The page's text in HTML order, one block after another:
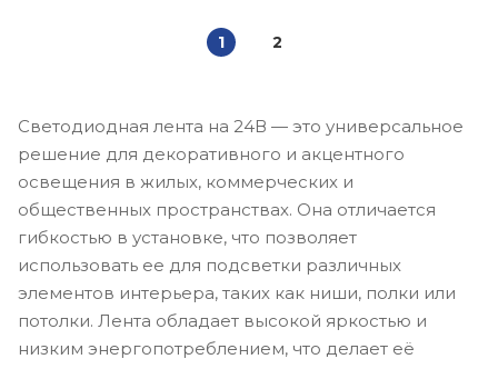
1 2
Светодиодная лента на 24В — это универсальное
решение для декоративного и акцентного
освещения в жилых, коммерческих и
общественных пространствах. Она отличается
гибкостью в установке, что позволяет
использовать ее для подсветки различных
элементов интерьера, таких как ниши, полки или
потолки. Лента обладает высокой яркостью и
низким энергопотреблением, что делает её